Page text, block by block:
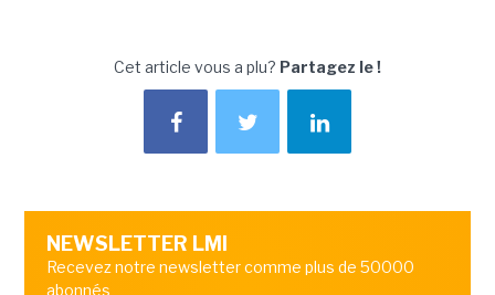
Cet article vous a plu? Partagez le !
NEWSLETTER LMI
Recevez notre newsletter comme plus de 50000
abonnés